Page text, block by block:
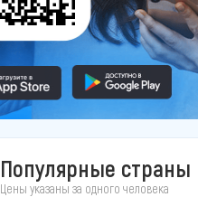
Популярные страны
Цены указаны за одного человека